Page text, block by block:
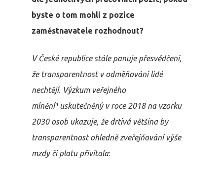
byste o tom mohli z pozice
zaměstnavatele rozhodnout?
V České republice stále panuje přesvědčení,
že transparentnost v odměňování lidé
nechtějí. Výzkum veřejného
mínění¹uskutečněný v roce 2018 na vzorku
2030 osob ukazuje, že drtivá většina by
transparentnost ohledně zveřejňování výše
mzdy či platu přivítala: